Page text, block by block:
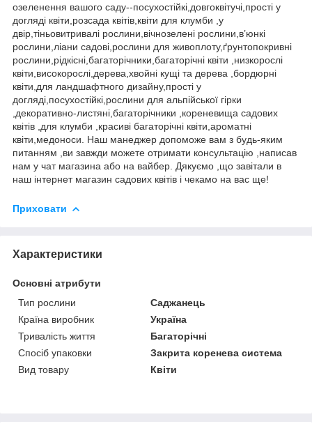
озеленення вашого саду--посухостійкі,довгоквітучі,прості у
догляді квіти,розсада квітів,квіти для клумби ,у
двір,тіньовитривалі рослини,вічнозелені рослини,в’юнкі
рослини,ліани садові,рослини для живоплоту,ґрунтопокривні
рослини,рідкісні,багаторічники,багаторічні квіти ,низкорослі
квіти,високорослі,дерева,хвойні кущі та дерева ,бордюрні
квіти,для ландшафтного дизайну,прості у
догляді,посухостійкі,рослини для альпійської гірки
,декоративно-листяні,багаторічники ,кореневища садових
квітів ,для клумби ,красиві багаторічні квіти,ароматні
квіти,медоноси. Наш манеджер допоможе вам з будь-яким
питанням ,ви завжди можете отримати консультацію ,написав
нам у чат магазина або на вайбер. Дякуємо ,що завітали в
наш інтернет магазин садових квітів і чекамо на вас ще!
Приховати
Характеристики
Основні атрибути
Тип рослини
Саджанець
Країна виробник
Україна
Тривалість життя
Багаторічні
Спосіб упаковки
Закрита коренева система
Вид товару
Квіти